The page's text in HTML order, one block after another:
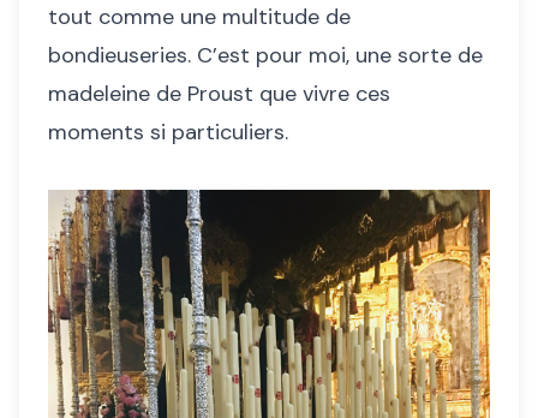
tout comme une multitude de
bondieuseries. C’est pour moi, une sorte de
madeleine de Proust que vivre ces
moments si particuliers.